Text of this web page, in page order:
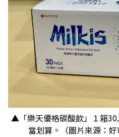
▲「樂天優格碳酸飲」１箱
當划算。（圖片來源：好